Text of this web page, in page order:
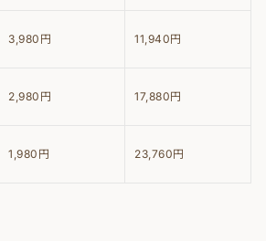
3,980円 11,940円
2,980円 17,880円
1,980円 23,760円